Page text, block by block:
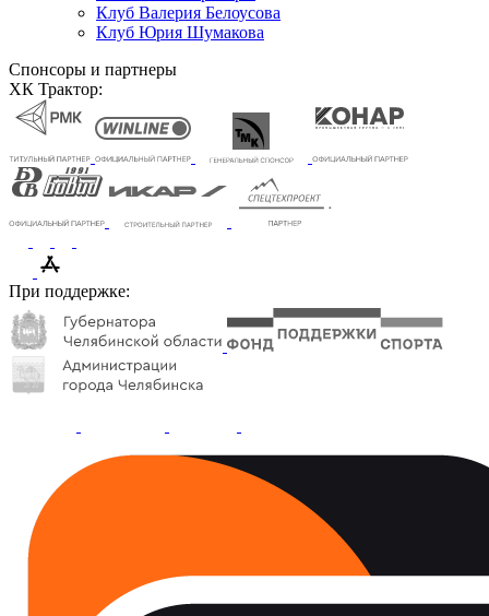
Клуб Валерия Белоусова
Клуб Юрия Шумакова
Спонсоры и партнеры
ХК Трактор:
При поддержке: